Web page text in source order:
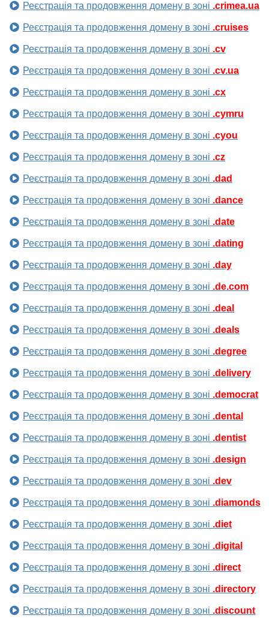
Реєстрація та продовження домену в зоні .crimea.ua
Реєстрація та продовження домену в зоні .cruises
Реєстрація та продовження домену в зоні .cv
Реєстрація та продовження домену в зоні .cv.ua
Реєстрація та продовження домену в зоні .cx
Реєстрація та продовження домену в зоні .cymru
Реєстрація та продовження домену в зоні .cyou
Реєстрація та продовження домену в зоні .cz
Реєстрація та продовження домену в зоні .dad
Реєстрація та продовження домену в зоні .dance
Реєстрація та продовження домену в зоні .date
Реєстрація та продовження домену в зоні .dating
Реєстрація та продовження домену в зоні .day
Реєстрація та продовження домену в зоні .de.com
Реєстрація та продовження домену в зоні .deal
Реєстрація та продовження домену в зоні .deals
Реєстрація та продовження домену в зоні .degree
Реєстрація та продовження домену в зоні .delivery
Реєстрація та продовження домену в зоні .democrat
Реєстрація та продовження домену в зоні .dental
Реєстрація та продовження домену в зоні .dentist
Реєстрація та продовження домену в зоні .design
Реєстрація та продовження домену в зоні .dev
Реєстрація та продовження домену в зоні .diamonds
Реєстрація та продовження домену в зоні .diet
Реєстрація та продовження домену в зоні .digital
Реєстрація та продовження домену в зоні .direct
Реєстрація та продовження домену в зоні .directory
Реєстрація та продовження домену в зоні .discount